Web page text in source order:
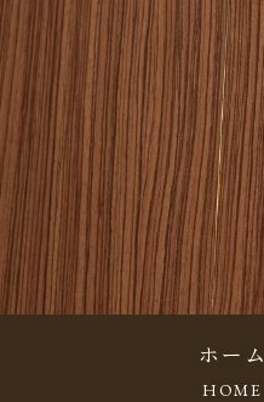
ホーム
HOME